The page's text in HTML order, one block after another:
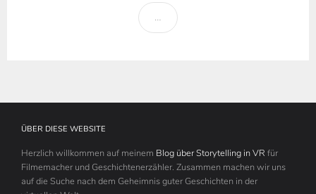
…
ÜBER DIESE WEBSITE
Herzlich willkommen auf meinem Blog über Storytelling in VR für
Filmemacher und Geschichtenerzähler. Zusammen machen wir uns
auf die Suche nach dem Geheimnis guter Geschichten in der